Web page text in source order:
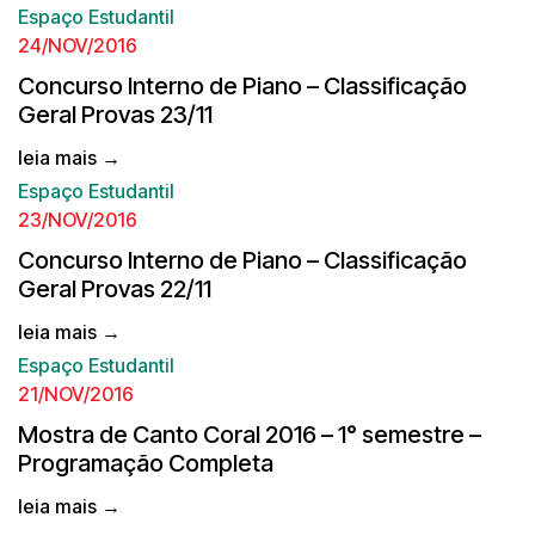
Espaço Estudantil
24/NOV/2016
Concurso Interno de Piano – Classificação
Geral Provas 23/11
leia mais →
Espaço Estudantil
23/NOV/2016
Concurso Interno de Piano – Classificação
Geral Provas 22/11
leia mais →
Espaço Estudantil
21/NOV/2016
Mostra de Canto Coral 2016 – 1° semestre –
Programação Completa
leia mais →